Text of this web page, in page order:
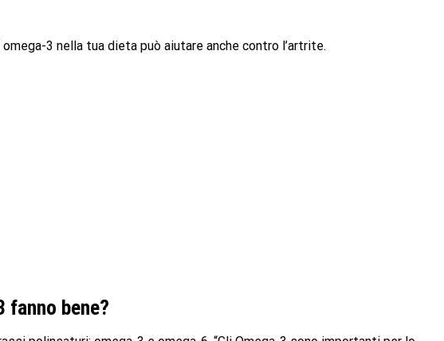
3 nella tua dieta può aiutare anche contro l’artrite.
fanno bene?